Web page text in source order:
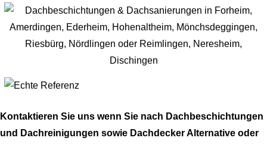
Kontaktieren Sie uns wenn Sie nach Dachbeschichtungen
und Dachreinigungen sowie Dachdecker Alternative oder